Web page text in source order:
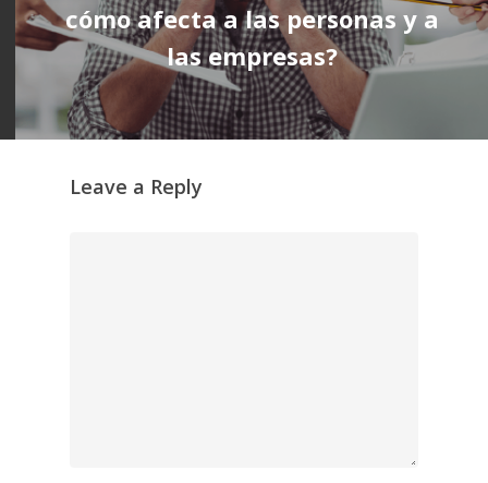
cómo afecta a las personas y a
las empresas?
Leave a Reply